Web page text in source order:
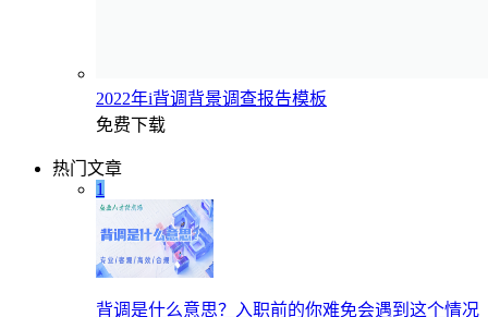
2022年i背调背景调查报告模板
免费下载
热门文章
1
背调是什么意思？入职前的你难免会遇到这个情况